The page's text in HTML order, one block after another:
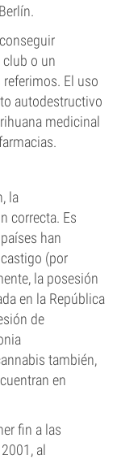
o un
El uso
autodestructivo
medicinal
la
correcta. Es
han
(por
la posesión
en la República
de
también,
en
fin a las
al